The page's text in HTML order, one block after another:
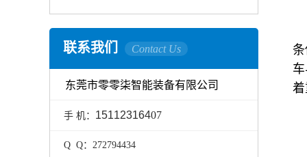
联系我们 Contact Us
东莞市零零柒智能装备有限公司
手 机： 15112316407
Q Q：272794434